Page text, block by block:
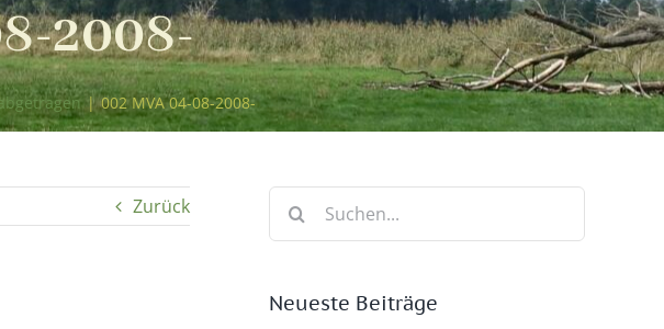
2008-
| 002 MVA 04-08-2008-
Zurück
Suche
Neueste Beiträge